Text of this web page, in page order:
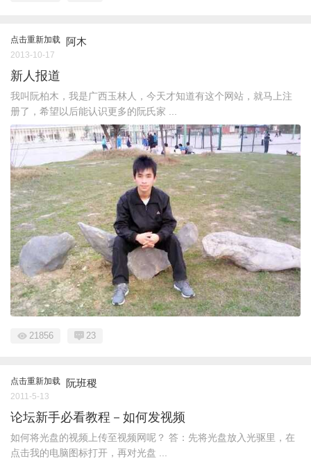
点击重新加载 阿木
2013-10-17
新人报道
我叫阮柏木，我是广西玉林人，今天才知道有这个网站，就马上注
册了，希望以后能认识更多的阮氏家 ...
21856 23
点击重新加载 阮班稷
2011-5-13
论坛新手必看教程－如何发视频
如何将光盘的视频上传至视频网呢？ 答：先将光盘放入光驱里，在
点击我的电脑图标打开，再对光盘 ...